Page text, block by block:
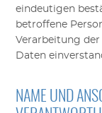
eindeutigen
betroffene
Verarbeitung
Daten
NAME UND